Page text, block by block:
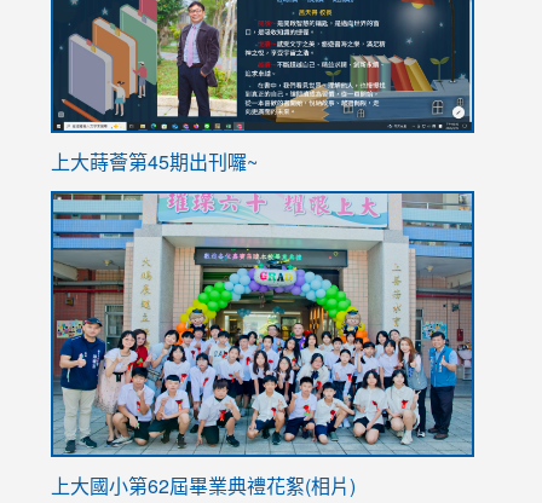
ink
https://sites.google.com/stes.tyc.edu.tw/
上大蒔薈第45期出刊囉~
上大國小第62屆畢業典禮花絮(相片)